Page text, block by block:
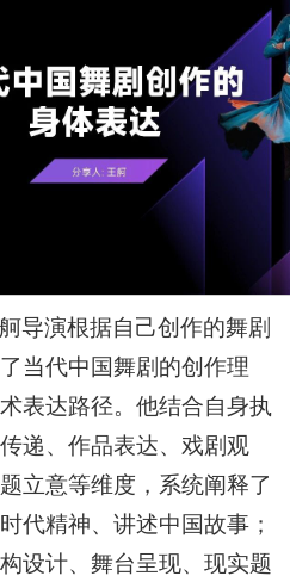
导演根据自己创作的舞剧
当代中国舞剧的创作理
表达路径。他结合自身执
递、作品表达、戏剧观
立意等维度，系统阐释了
代精神、讲述中国故事；
设计、舞台呈现、现实题